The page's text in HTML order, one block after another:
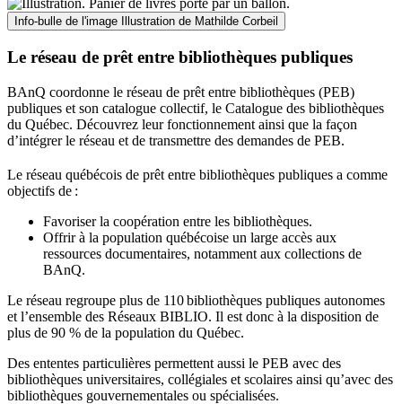
Info-bulle de l'image Illustration de Mathilde Corbeil
Le réseau de prêt entre bibliothèques publiques
BAnQ coordonne le réseau de prêt entre bibliothèques (PEB)
publiques et son catalogue collectif, le Catalogue des bibliothèques
du Québec. Découvrez leur fonctionnement ainsi que la façon
d’intégrer le réseau et de transmettre des demandes de PEB.
Le réseau québécois de prêt entre bibliothèques publiques a comme
objectifs de :
Favoriser la coopération entre les bibliothèques.
Offrir à la population québécoise un large accès aux
ressources documentaires, notamment aux collections de
BAnQ.
Le réseau regroupe plus de 110bibliothèques publiques autonomes
et l’ensemble des Réseaux BIBLIO. Il est donc à la disposition de
plus de 90 % de la population du Québec.
Des ententes particulières permettent aussi le PEB avec des
bibliothèques universitaires, collégiales et scolaires ainsi qu’avec des
bibliothèques gouvernementales ou spécialisées.